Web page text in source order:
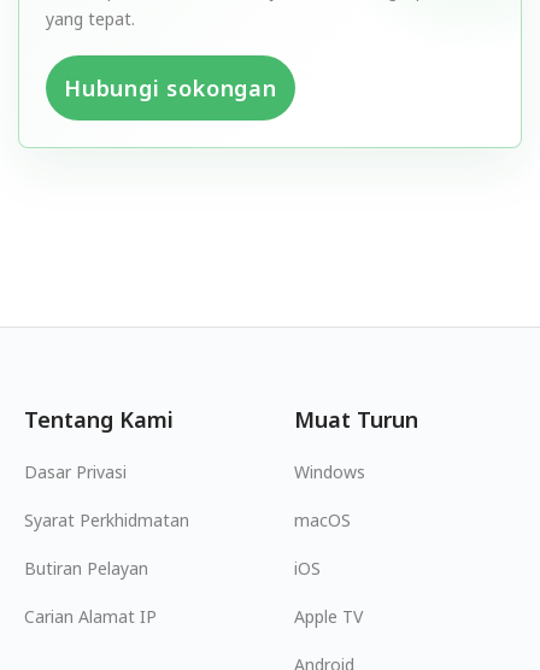
yang tepat.
Hubungi sokongan
Tentang Kami
Dasar Privasi
Syarat Perkhidmatan
Butiran Pelayan
Carian Alamat IP
Muat Turun
Windows
macOS
iOS
Apple TV
Android